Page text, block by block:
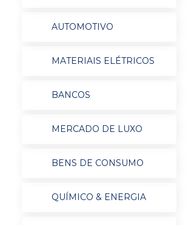
AUTOMOTIVO
MATERIAIS ELÉTRICOS
BANCOS
MERCADO DE LUXO
BENS DE CONSUMO
QUÍMICO & ENERGIA